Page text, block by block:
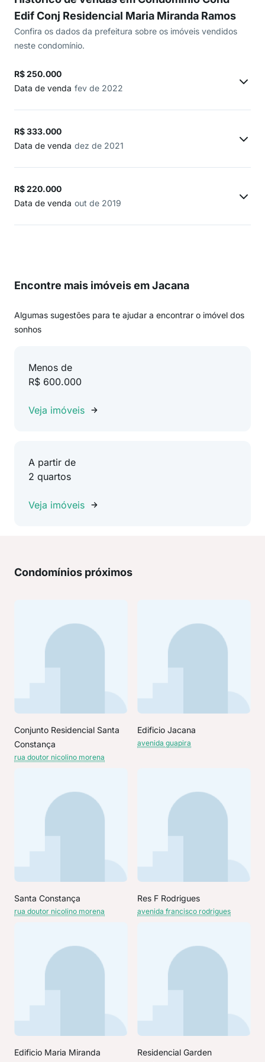
Edif Conj Residencial Maria Miranda Ramos
Confira os dados da prefeitura sobre os imóveis vendidos
neste condomínio.
R$ 250.000
Data de venda fev de 2022
R$ 333.000
Data de venda dez de 2021
R$ 220.000
Data de venda out de 2019
Encontre mais imóveis em Jacana
Algumas sugestões para te ajudar a encontrar o imóvel dos
sonhos
Menos de
R$ 600.000
Veja imóveis
A partir de
2 quartos
Veja imóveis
Condomínios próximos
Conjunto Residencial Santa
Constança
rua doutor nicolino morena
Edificio Jacana
avenida guapira
Santa Constança
rua doutor nicolino morena
Res F Rodrigues
avenida francisco rodrigues
Edificio Maria Miranda
Residencial Garden